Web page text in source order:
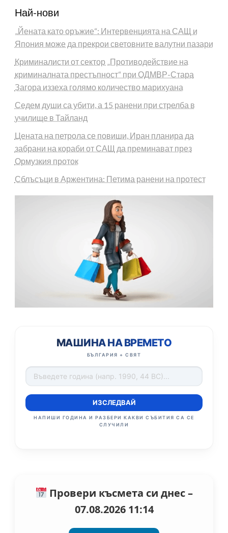
Най-нови
„Йената като оръжие“: Интервенцията на САЩ и
Япония може да прекрои световните валутни пазари
Криминалисти от сектор „Противодействие на
криминалната престъпност“ при ОДМВР-Стара
Загора иззеха голямо количество марихуана
Седем души са убити, а 15 ранени при стрелба в
училище в Тайланд
Цената на петрола се повиши, Иран планира да
забрани на кораби от САЩ да преминават през
Ормузкия проток
Сблъсъци в Аржентина: Петима ранени на протест
МАШИНА НА ВРЕМЕТО
БЪЛГАРИЯ + СВЯТ
ИЗСЛЕДВАЙ
НАПИШИ ГОДИНА И РАЗБЕРИ КАКВИ СЪБИТИЯ СА СЕ
СЛУЧИЛИ
Провери късмета си днес –
07.08.2026 11:14